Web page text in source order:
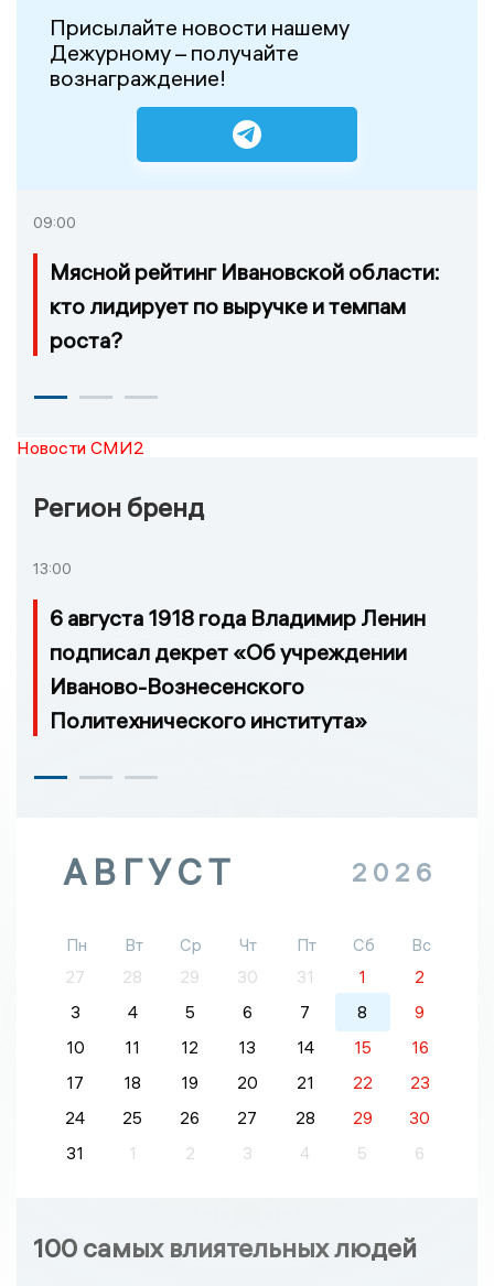
Присылайте новости нашему
Дежурному – получайте
вознаграждение!
09:00
Мясной рейтинг Ивановской области:
кто лидирует по выручке и темпам
роста?
Новости СМИ2
Регион бренд
13:00
6 августа 1918 года Владимир Ленин
подписал декрет «Об учреждении
Иваново-Вознесенского
Политехнического института»
АВГУСТ 2026
Пн Вт Ср Чт Пт Сб
Вс
27
28 29 30 31 1
2
3
4 5 6 7 8
9
10
11 12 13 14 15
16
17
18 19 20 21 22
23
24
25 26 27 28 29
30
31
1 2 3 4 5 6
100 самых влиятельных людей